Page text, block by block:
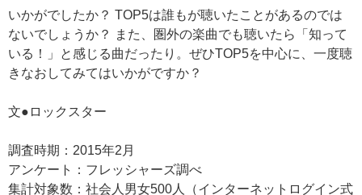
いかがでしたか？ TOP5は誰もが聴いたことがあるのでは
ないでしょうか？ また、圏外の楽曲でも聴いたら「知って
いる！」と感じる曲だったり。ぜひTOP5を中心に、一度聴
きなおしてみてはいかがですか？
文●ロックスター
調査時期：2015年2月
アンケート：フレッシャーズ調べ
集計対象数：社会人男女500人（インターネットログイン式